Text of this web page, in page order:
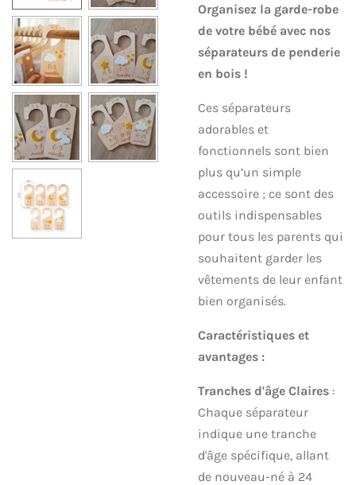
Organisez la garde-robe
de votre bébé avec nos
séparateurs de penderie
en bois !
Ces séparateurs
adorables et
fonctionnels sont bien
plus qu’un simple
accessoire ; ce sont des
outils indispensables
pour tous les parents qui
souhaitent garder les
vêtements de leur enfant
bien organisés.
Caractéristiques et
avantages :
Tranches d'âge Claires :
Chaque séparateur
indique une tranche
d'âge spécifique, allant
de nouveau-né à 24